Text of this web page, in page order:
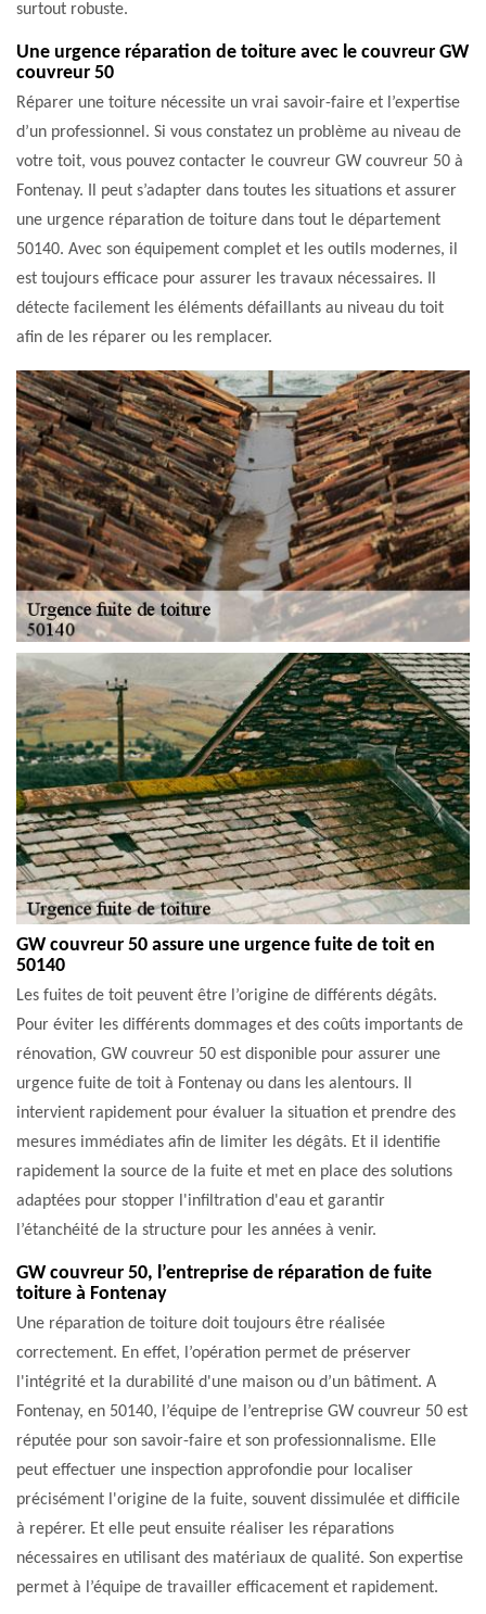
surtout robuste.
Une urgence réparation de toiture avec le couvreur GW
couvreur 50
Réparer une toiture nécessite un vrai savoir-faire et l’expertise
d’un professionnel. Si vous constatez un problème au niveau de
votre toit, vous pouvez contacter le couvreur GW couvreur 50 à
Fontenay. Il peut s’adapter dans toutes les situations et assurer
une urgence réparation de toiture dans tout le département
50140. Avec son équipement complet et les outils modernes, il
est toujours efficace pour assurer les travaux nécessaires. Il
détecte facilement les éléments défaillants au niveau du toit
afin de les réparer ou les remplacer.
GW couvreur 50 assure une urgence fuite de toit en
50140
Les fuites de toit peuvent être l’origine de différents dégâts.
Pour éviter les différents dommages et des coûts importants de
rénovation, GW couvreur 50 est disponible pour assurer une
urgence fuite de toit à Fontenay ou dans les alentours. Il
intervient rapidement pour évaluer la situation et prendre des
mesures immédiates afin de limiter les dégâts. Et il identifie
rapidement la source de la fuite et met en place des solutions
adaptées pour stopper l'infiltration d'eau et garantir
l’étanchéité de la structure pour les années à venir.
GW couvreur 50, l’entreprise de réparation de fuite
toiture à Fontenay
Une réparation de toiture doit toujours être réalisée
correctement. En effet, l’opération permet de préserver
l'intégrité et la durabilité d'une maison ou d’un bâtiment. A
Fontenay, en 50140, l’équipe de l’entreprise GW couvreur 50 est
réputée pour son savoir-faire et son professionnalisme. Elle
peut effectuer une inspection approfondie pour localiser
précisément l'origine de la fuite, souvent dissimulée et difficile
à repérer. Et elle peut ensuite réaliser les réparations
nécessaires en utilisant des matériaux de qualité. Son expertise
permet à l’équipe de travailler efficacement et rapidement.